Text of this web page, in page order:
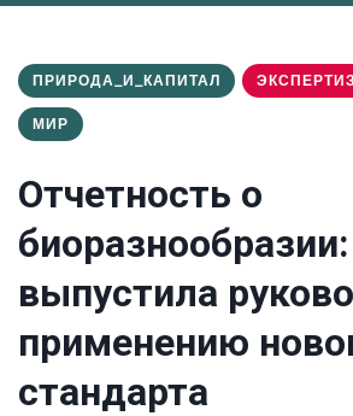
ПРИРОДА_И_КАПИТАЛ
МИР
Отчетность о
биоразнообразии:
выпустила
применению
стандарта